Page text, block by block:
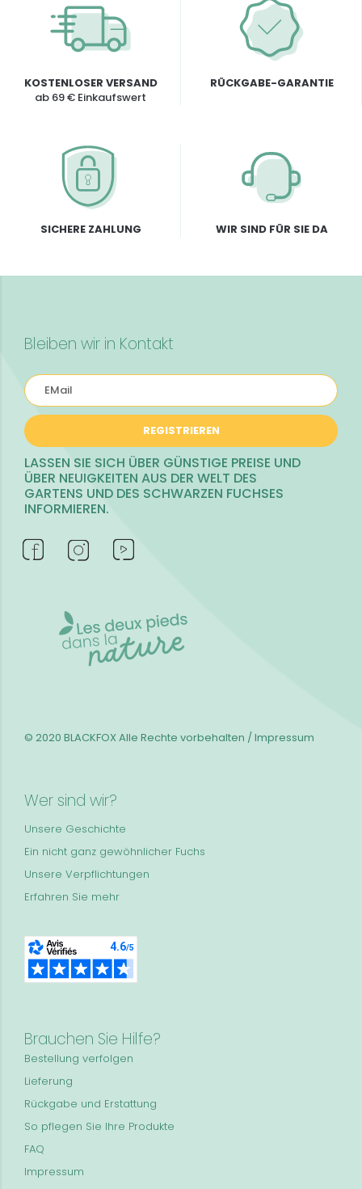
KOSTENLOSER VERSAND
ab 69 € Einkaufswert
RÜCKGABE-GARANTIE
SICHERE ZAHLUNG WIR SIND FÜR SIE DA
Bleiben wir in Kontakt
REGISTRIEREN
LASSEN SIE SICH ÜBER GÜNSTIGE PREISE UND
ÜBER NEUIGKEITEN AUS DER WELT DES
GARTENS UND DES SCHWARZEN FUCHSES
INFORMIEREN.
Wer sind wir?
Unsere Geschichte
Ein nicht ganz gewöhnlicher Fuchs
Unsere Verpflichtungen
Erfahren Sie mehr
Brauchen Sie Hilfe?
Bestellung verfolgen
Lieferung
Rückgabe und Erstattung
So pflegen Sie Ihre Produkte
FAQ
Impressum
© 2020 BLACKFOXAlle Rechte vorbehalten / Impressum